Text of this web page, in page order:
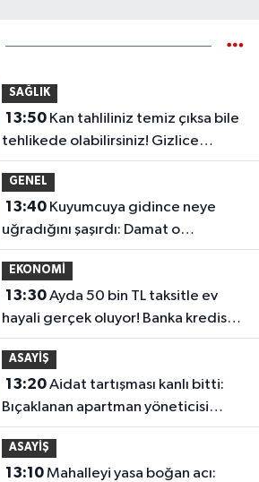
SAĞLIK
13:50Kan tahliliniz temiz çıksa bile
tehlikede olabilirsiniz! Gizlice
ilerleyen o sinsi tehlike...
GENEL
13:40Kuyumcuya gidince neye
uğradığını şaşırdı: Damat o
akrabasını arıyor!
EKONOMİ
13:30Ayda 50 bin TL taksitle ev
hayali gerçek oluyor! Banka kredisiz,
faizsiz yeni sistem...
ASAYİŞ
13:20Aidat tartışması kanlı bitti:
Bıçaklanan apartman yöneticisi
hayatını kaybetti!
ASAYİŞ
13:10Mahalleyi yasa boğan acı: